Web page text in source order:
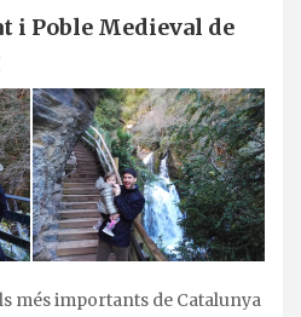
i Poble Medieval de
més importants de Catalunya